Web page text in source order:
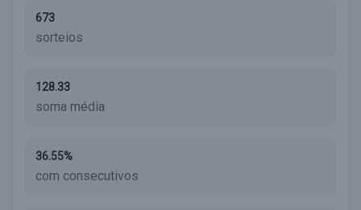
673
sorteios
128.33
soma média
36.55%
com consecutivos